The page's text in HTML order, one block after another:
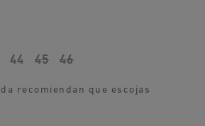
44 45 46
recomiendan que escojas